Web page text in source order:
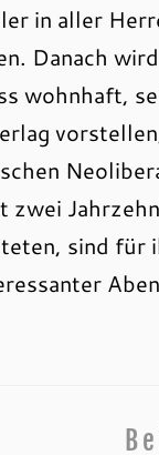
in aller
Danach
wohnhaft,
zwei
sind